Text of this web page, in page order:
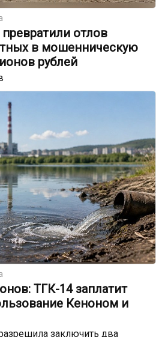
отлов
в мошенническую
рублей
ТГК-14 заплатит
Кеноном и
заключить два